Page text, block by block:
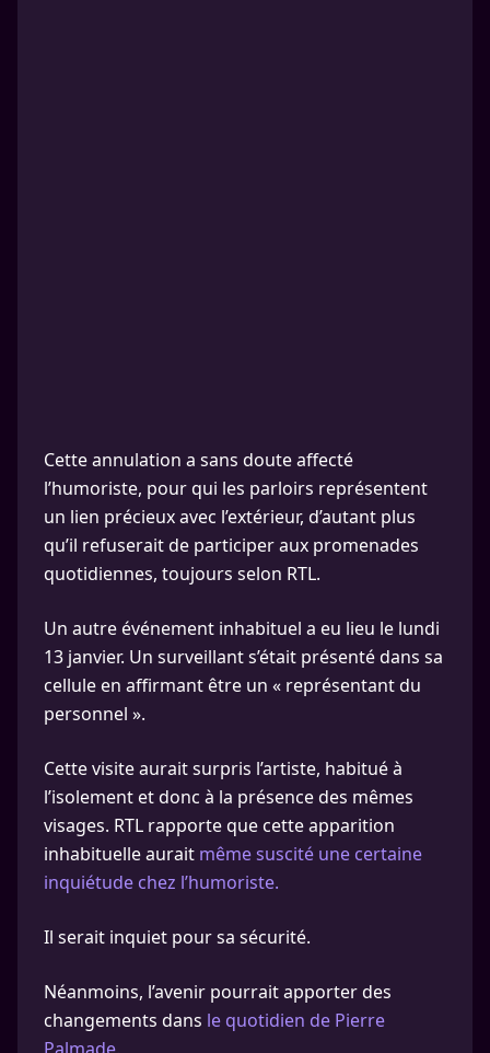
Cette annulation a sans doute affecté
l’humoriste, pour qui les parloirs représentent
un lien précieux avec l’extérieur, d’autant plus
qu’il refuserait de participer aux promenades
quotidiennes, toujours selon RTL.
Un autre événement inhabituel a eu lieu le lundi
13 janvier. Un surveillant s’était présenté dans sa
cellule en affirmant être un « représentant du
personnel ».
Cette visite aurait surpris l’artiste, habitué à
l’isolement et donc à la présence des mêmes
visages. RTL rapporte que cette apparition
inhabituelle aurait même suscité une certaine
inquiétude chez l’humoriste.
Il serait inquiet pour sa sécurité.
Néanmoins, l’avenir pourrait apporter des
changements dans le quotidien de Pierre